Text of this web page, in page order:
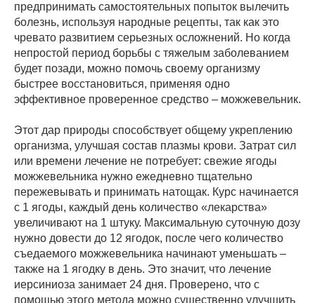
предпринимать самостоятельных попыток вылечить
болезнь, используя народные рецепты, так как это
чревато развитием серьезных осложнений. Но когда
непростой период борьбы с тяжелым заболеванием
будет позади, можно помочь своему организму
быстрее восстановиться, применяя одно
эффективное проверенное средство – можжевельник.
Этот дар природы способствует общему укреплению
организма, улучшая состав плазмы крови. Затрат сил
или времени лечение не потребует: свежие ягоды
можжевельника нужно ежедневно тщательно
пережевывать и принимать натощак. Курс начинается
с 1 ягоды, каждый день количество «лекарства»
увеличивают на 1 штуку. Максимальную суточную дозу
нужно довести до 12 ягодок, после чего количество
съедаемого можжевельника начинают уменьшать –
также на 1 ягодку в день. Это значит, что лечение
иерсиниоза занимает 24 дня. Проверено, что с
помощью этого метода можно существенно улучшить